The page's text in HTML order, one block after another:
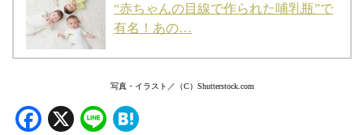
“赤ちゃんの目線で作られた哺乳瓶”で
有名！あの…
写真・イラスト／（C）Shutterstock.com
Facebook
X Line